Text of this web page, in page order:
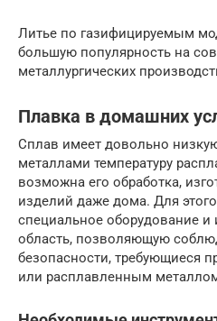
Литье по газифицируемым
большую популярность на
металлургических
Плавка в домашних
Сплав имеет довольно
металлами температуру
возможна его обработка,
изделий даже дома. Для
специальное оборудование
область, позволяющую
безопасности, требующиеся
или расплавленным